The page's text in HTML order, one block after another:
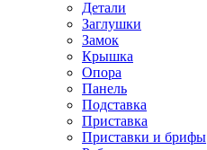
Детали
Заглушки
Замок
Крышка
Опора
Панель
Подставка
Приставка
Приставки и брифы